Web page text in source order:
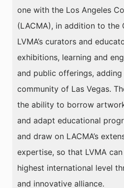
one with the Los Angeles
(LACMA), in addition to the
LVMA’s curators and
exhibitions, learning and
and public offerings,
community of Las Vegas.
the ability to borrow
and adapt educational
and draw on LACMA’s
expertise, so that LVMA
highest international level
and innovative alliance.